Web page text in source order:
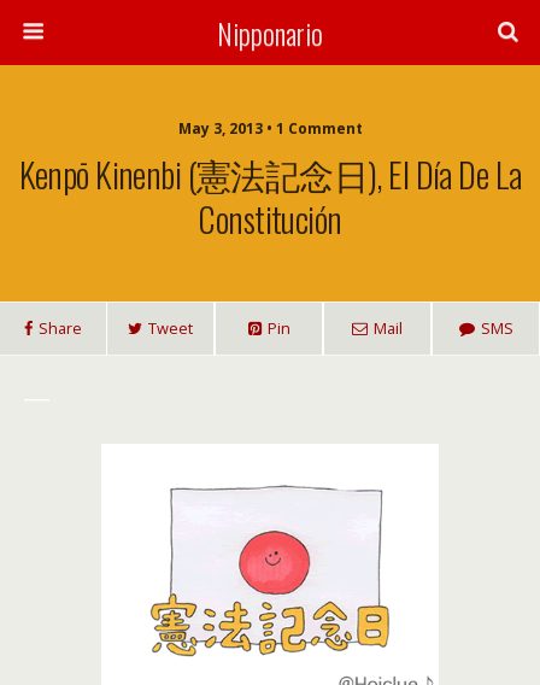
Nipponario
May 3, 2013 • 1 Comment
Kenpō Kinenbi (憲法記念日), El Día De La
Constitución
Share Tweet Pin Mail SMS